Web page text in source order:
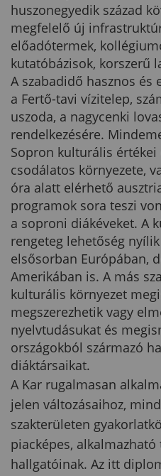
huszonegyedik század
megfelelő új
előadótermek,
kutatóbázisok, korszerű
A szabadidő hasznos és
a Fertő-tavi vízitelep,
uszoda, a nagycenki
rendelkezésére.
Sopron kulturális
csodálatos környezete,
óra alatt elérhető
programok sora teszi
a soproni diákéveket. A
rengeteg lehetőség
elsősorban Európában,
Amerikában is. A más
kulturális környezet
megszerezhetik vagy
nyelvtudásukat és
országokból származó
diáktársaikat.
A Kar rugalmasan
jelen változásaihoz,
szakterületen
piacképes,
hallgatóinak. Az itt